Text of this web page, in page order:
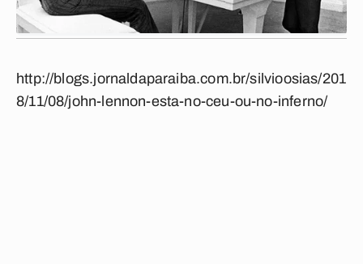
http://blogs.jornaldaparaiba.com.br/silvioosias/201
8/11/08/john-lennon-esta-no-ceu-ou-no-inferno/